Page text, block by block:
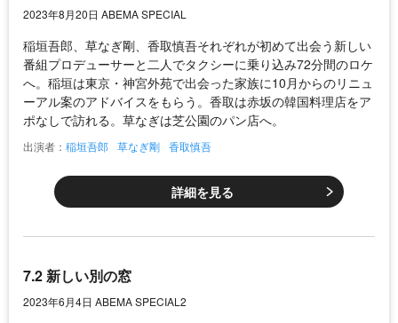
2023年8月20日 ABEMA SPECIAL
稲垣吾郎、草なぎ剛、香取慎吾それぞれが初めて出会う新しい
番組プロデューサーと二人でタクシーに乗り込み72分間のロケ
へ。稲垣は東京・神宮外苑で出会った家族に10月からのリニュ
ーアル案のアドバイスをもらう。香取は赤坂の韓国料理店をア
ポなしで訪れる。草なぎは芝公園のパン店へ。
出演者： 稲垣吾郎 草なぎ剛 香取慎吾
詳細を見る
7.2 新しい別の窓
2023年6月4日 ABEMA SPECIAL2